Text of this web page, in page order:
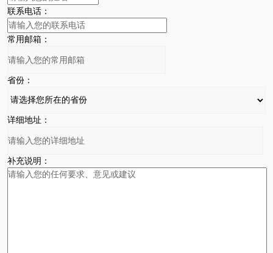
联系电话：
常用邮箱：
省份：
详细地址：
补充说明：